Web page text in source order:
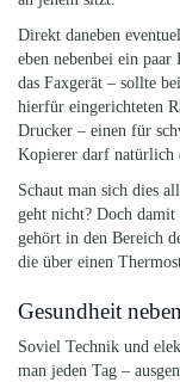
Direkt daneben
eben nebenbei ein
das Faxgerät – sollte
hierfür eingerichteten
Drucker – einen für
Kopierer darf natürlich
Schaut man sich dies
geht nicht? Doch
gehört in den Bereich
die über einen
Gesundheit
Soviel Technik und
man jeden Tag –